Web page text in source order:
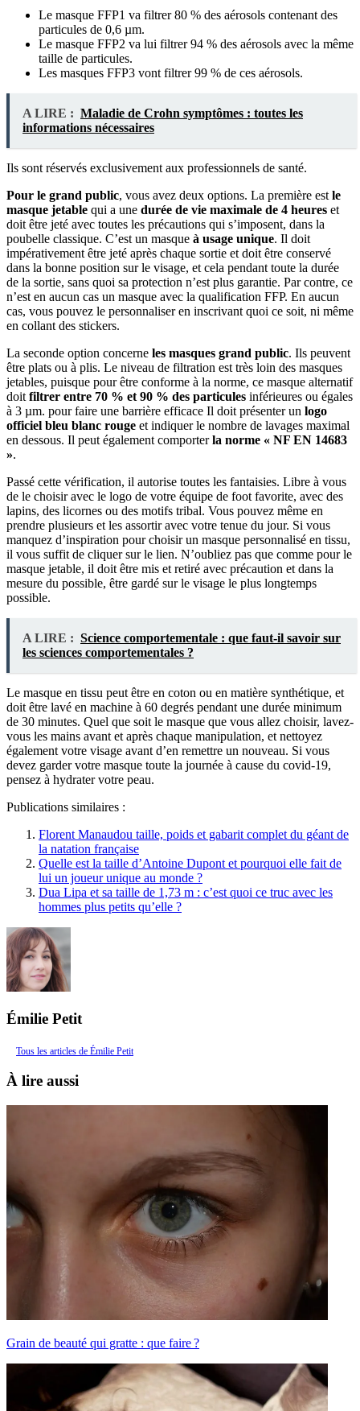
Le masque FFP1 va filtrer 80 % des aérosols contenant des
particules de 0,6 µm.
Le masque FFP2 va lui filtrer 94 % des aérosols avec la même
taille de particules.
Les masques FFP3 vont filtrer 99 % de ces aérosols.
A LIRE : Maladie de Crohn symptômes : toutes les
informations nécessaires
Ils sont réservés exclusivement aux professionnels de santé.
Pour le grand public, vous avez deux options. La première est le
masque jetable qui a une durée de vie maximale de 4 heures et
doit être jeté avec toutes les précautions qui s’imposent, dans la
poubelle classique. C’est un masque à usage unique. Il doit
impérativement être jeté après chaque sortie et doit être conservé
dans la bonne position sur le visage, et cela pendant toute la durée
de la sortie, sans quoi sa protection n’est plus garantie. Par contre, ce
n’est en aucun cas un masque avec la qualification FFP. En aucun
cas, vous pouvez le personnaliser en inscrivant quoi ce soit, ni même
en collant des stickers.
La seconde option concerne les masques grand public. Ils peuvent
être plats ou à plis. Le niveau de filtration est très loin des masques
jetables, puisque pour être conforme à la norme, ce masque alternatif
doit filtrer entre 70 % et 90 % des particules inférieures ou égales
à 3 µm. pour faire une barrière efficace Il doit présenter un logo
officiel bleu blanc rouge et indiquer le nombre de lavages maximal
en dessous. Il peut également comporterla norme « NF EN 14683
».
Passé cette vérification, il autorise toutes les fantaisies. Libre à vous
de le choisir avec le logo de votre équipe de foot favorite, avec des
lapins, des licornes ou des motifs tribal. Vous pouvez même en
prendre plusieurs et les assortir avec votre tenue du jour. Si vous
manquez d’inspiration pour choisir un masque personnalisé en tissu,
il vous suffit de cliquer sur le lien. N’oubliez pas que comme pour le
masque jetable, il doit être mis et retiré avec précaution et dans la
mesure du possible, être gardé sur le visage le plus longtemps
possible.
A LIRE : Science comportementale : que faut-il savoir sur
les sciences comportementales ?
Le masque en tissu peut être en coton ou en matière synthétique, et
doit être lavé en machine à 60 degrés pendant une durée minimum
de 30 minutes. Quel que soit le masque que vous allez choisir, lavez-
vous les mains avant et après chaque manipulation, et nettoyez
également votre visage avant d’en remettre un nouveau. Si vous
devez garder votre masque toute la journée à cause du covid-19,
pensez à hydrater votre peau.
Publications similaires :
Florent Manaudou taille, poids et gabarit complet du géant de
la natation française
Quelle est la taille d’Antoine Dupont et pourquoi elle fait de
lui un joueur unique au monde ?
Dua Lipa et sa taille de 1,73 m : c’est quoi ce truc avec les
hommes plus petits qu’elle ?
Émilie Petit
Tous les articles de Émilie Petit
À lire aussi
Grain de beauté qui gratte : que faire ?